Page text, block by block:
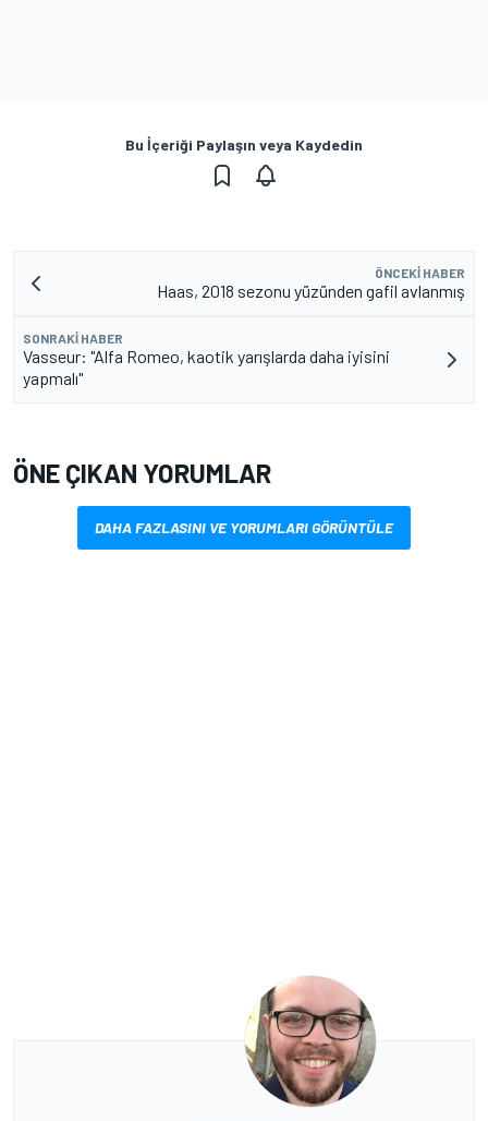
Bu İçeriği Paylaşın veya Kaydedin
ÖNCEKI HABER
Haas, 2018 sezonu yüzünden gafil avlanmış
SONRAKI HABER
Vasseur: "Alfa Romeo, kaotik yarışlarda daha iyisini
yapmalı"
ÖNE ÇIKAN YORUMLAR
DAHA FAZLASINI VE YORUMLARI GÖRÜNTÜLE